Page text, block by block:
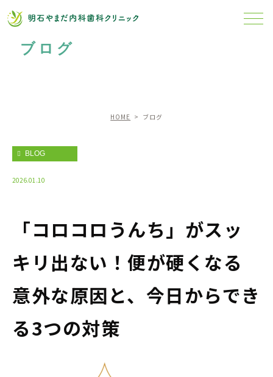
ブログ
HOME ブログ
BLOG
2026.01.10
「コロコロうんち」がスッ
キリ出ない！便が硬くなる
意外な原因と、今日からでき
る3つの対策